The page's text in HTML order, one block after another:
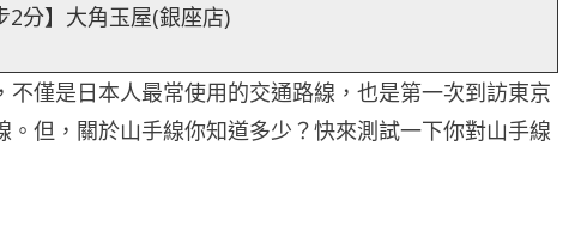
2分】大角玉屋(銀座店)
不僅是日本人最常使用的交通路線，也是第一次到訪東京
。但，關於山手線你知道多少？快來測試一下你對山手線